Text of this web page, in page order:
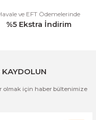
ve EFT Ödemelerinde
%5 Ekstra İndirim
olmak için haber bültenimize